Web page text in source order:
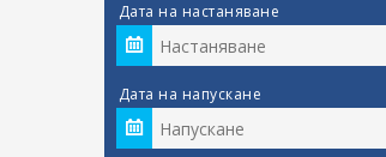
Дата на настаняване
Дата на напускане